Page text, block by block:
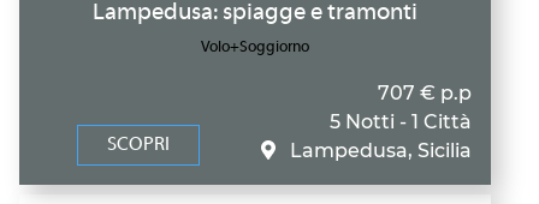
Lampedusa: spiagge e tramonti
Volo+Soggiorno
SCOPRI
707 € p.p
5 Notti - 1 Città
Lampedusa, Sicilia